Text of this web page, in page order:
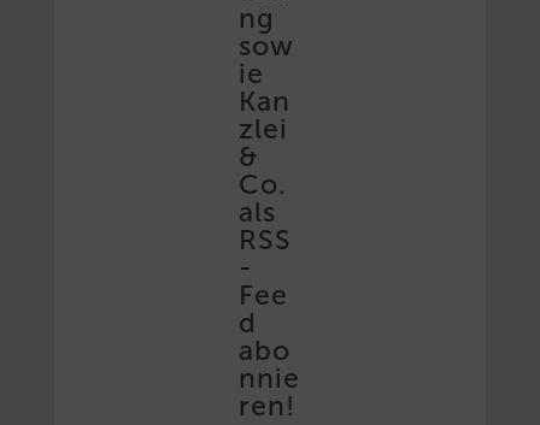
ng
sow
ie
Kan
zlei
&
Co.
als
RSS
-
Fee
d
abo
nnie
ren!